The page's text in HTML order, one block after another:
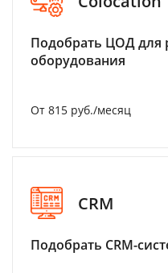
Подобрать ЦОД для
оборудования
От 815 руб./месяц
CRM
Подобрать CRM-